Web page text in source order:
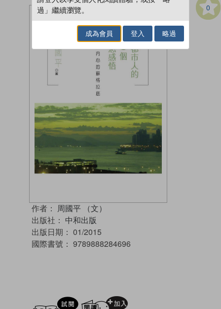
0
作者： 周國平 （文）
出版社： 中和出版
出版日期： 01/2015
國際書號： 9789888284696
試閲
過」繼續瀏覽。
成為會員 登入 略過